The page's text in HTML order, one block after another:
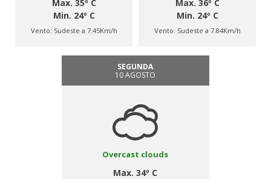
Max. 35º C
Min. 24º C
Vento: Sudeste a 7.45Km/h
Max. 36º C
Min. 24º C
Vento: Sudeste a 7.84Km/h
SEGUNDA
10 AGOSTO
Overcast clouds
Max. 34º C